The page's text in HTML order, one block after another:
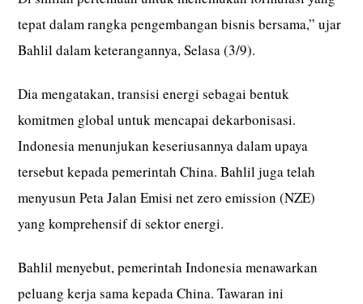
tepat dalam rangka pengembangan bisnis bersama,” ujar
Bahlil dalam keterangannya, Selasa (3/9).
Dia mengatakan, transisi energi sebagai bentuk
komitmen global untuk mencapai dekarbonisasi.
Indonesia menunjukan keseriusannya dalam upaya
tersebut kepada pemerintah China. Bahlil juga telah
menyusun Peta Jalan Emisi net zero emission (NZE)
yang komprehensif di sektor energi.
Bahlil menyebut, pemerintah Indonesia menawarkan
peluang kerja sama kepada China. Tawaran ini